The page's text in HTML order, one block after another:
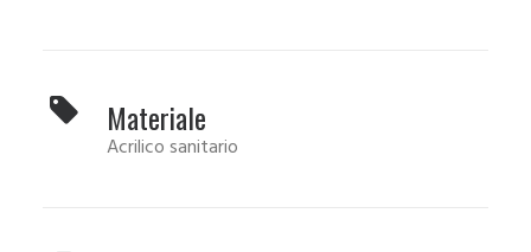
Materiale
Acrilico sanitario